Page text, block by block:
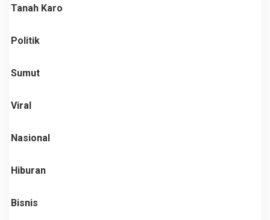
Tanah Karo
Politik
Sumut
Viral
Nasional
Hiburan
Bisnis